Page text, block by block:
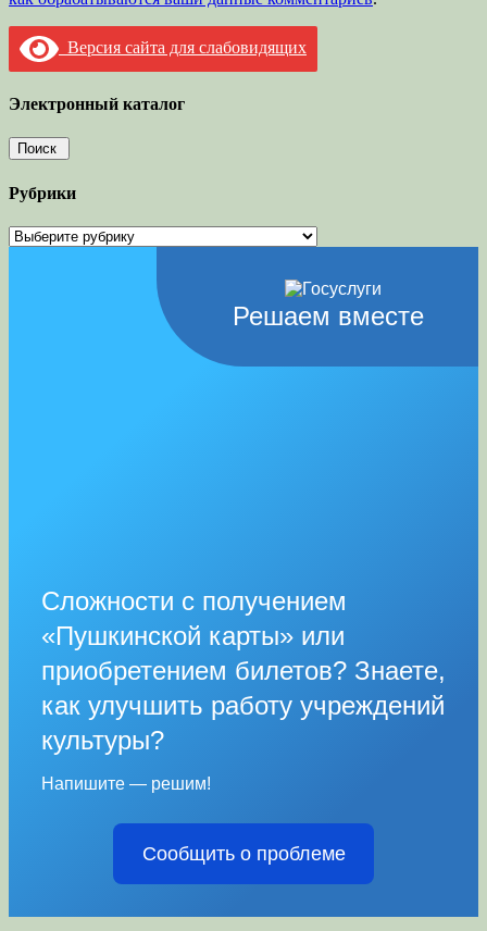
Версия сайта для слабовидящих
Электронный каталог
Рубрики
Рубрики
Решаем вместе
Сложности с получением
«Пушкинской карты» или
приобретением билетов? Знаете,
как улучшить работу учреждений
культуры?
Напишите — решим!
Сообщить о проблеме